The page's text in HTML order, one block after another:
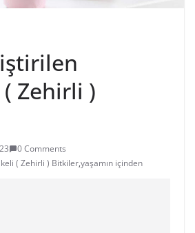
Zehirli )
0 Comments
( Zehirli ) Bitkiler,yaşamın içinden